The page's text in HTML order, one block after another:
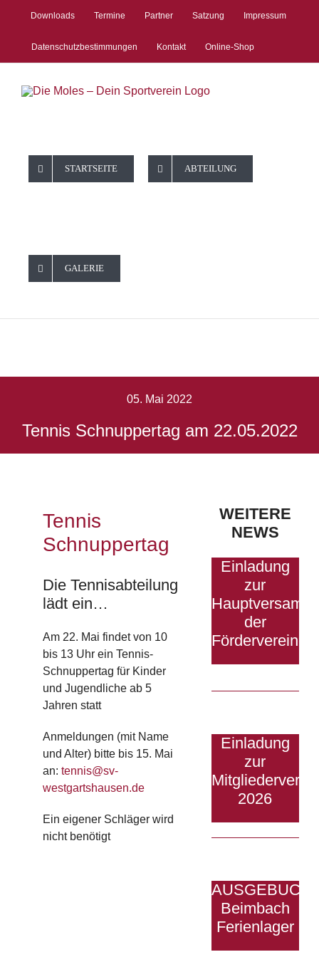
springen
Downloads Termine Partner Satzung Impressum
Datenschutzbestimmungen Kontakt Online-Shop
STARTSEITE ABTEILUNG
GALERIE
22.05.2022
Tennis Schnuppertag am 22.05.2022
05. Mai 2022
Tennis Schnuppertag am 22.05.2022
Tennis
Schnuppertag
Die Tennisabteilung
lädt ein…
Am 22. Mai findet von 10
bis 13 Uhr ein Tennis-
Schnuppertag für Kinder
und Jugendliche ab 5
Jahren statt
Anmeldungen (mit Name
und Alter) bitte bis 15. Mai
an: tennis@sv-
westgartshausen.de
Ein eigener Schläger wird
nicht benötigt
WEITERE
NEWS
Einladung
zur
der
Fördervereine
Einladung
zur
2026
Beimbach
Ferienlager